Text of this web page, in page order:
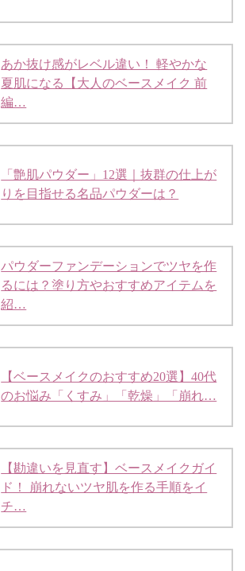
あか抜け感がレベル違い！ 軽やかな
夏肌になる【大人のベースメイク 前
編…
「艶肌パウダー」12選｜抜群の仕上が
りを目指せる名品パウダーは？
パウダーファンデーションでツヤを作
るには？塗り方やおすすめアイテムを
紹…
【ベースメイクのおすすめ20選】40代
のお悩み「くすみ」「乾燥」「崩れ…
【勘違いを見直す】ベースメイクガイ
ド！ 崩れないツヤ肌を作る手順をイ
チ…